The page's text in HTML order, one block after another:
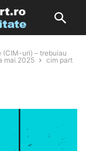
uri) – trebuiau
mai 2025
cim part